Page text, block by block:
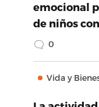
emocional
de niños
0
Vida y